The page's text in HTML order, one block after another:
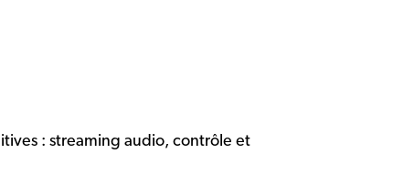
: streaming audio, contrôle et